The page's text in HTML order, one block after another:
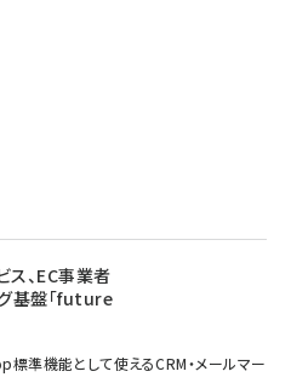
ス、EC事業者
基盤「future
準機能として使えるCRM・メールマー